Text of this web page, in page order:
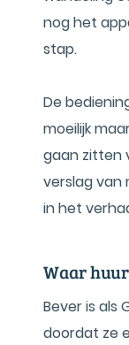
nog het
stap.
De
moeilijk
gaan zitten
verslag van
in het
Waar
Bever is als
doordat ze